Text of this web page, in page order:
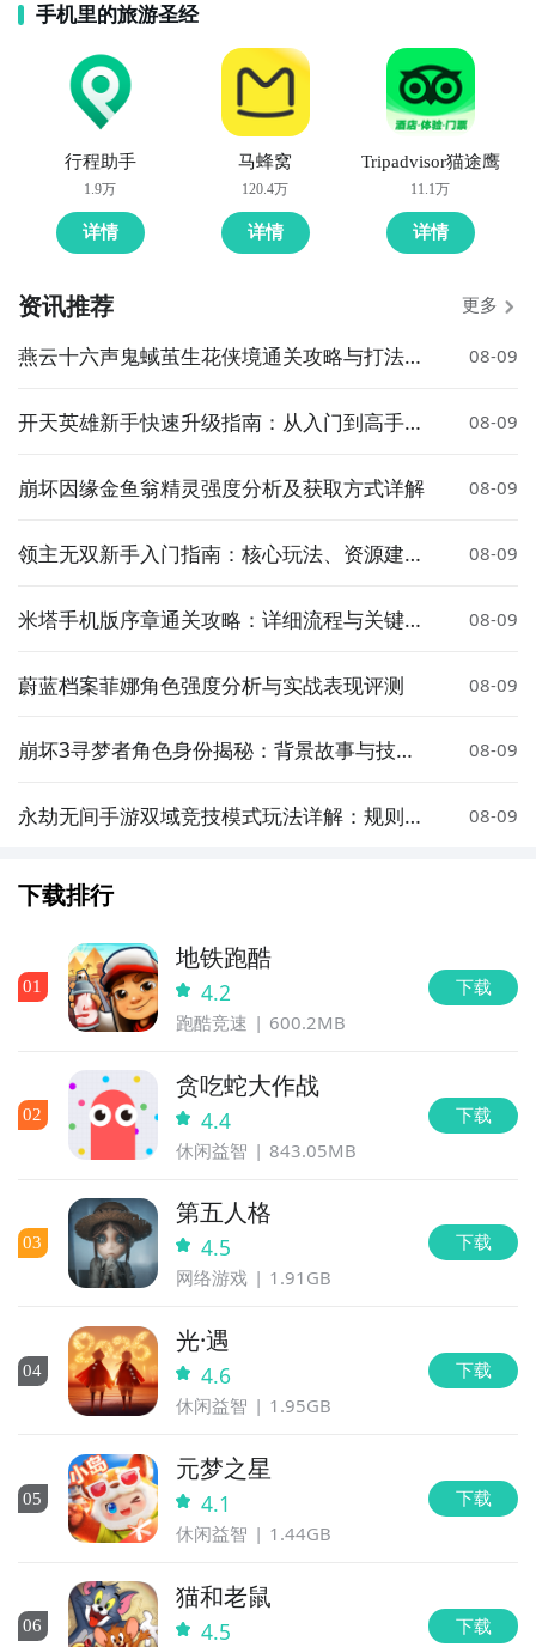
手机里的旅游圣经
行程助手
1.9万
详情
马蜂窝
120.4万
详情
Tripadvisor猫途鹰
11.1万
详情
资讯推荐 更多
燕云十六声鬼蜮茧生花侠境通关攻略与打法详
08-09
开天英雄新手快速升级指南：从入门到高手的
08-09
崩坏因缘金鱼翁精灵强度分析及获取方式详解 08-09
领主无双新手入门指南：核心玩法、资源建设
08-09
米塔手机版序章通关攻略：详细流程与关键技
08-09
蔚蓝档案菲娜角色强度分析与实战表现评测 08-09
崩坏3寻梦者角色身份揭秘：背景故事与技能
08-09
永劫无间手游双域竞技模式玩法详解：规则、
08-09
下载排行
01
地铁跑酷
4.2
跑酷竞速 600.2MB
下载
02
贪吃蛇大作战
4.4
休闲益智 843.05MB
下载
03
第五人格
4.5
网络游戏 1.91GB
下载
04
光·遇
4.6
休闲益智 1.95GB
下载
05
元梦之星
4.1
休闲益智 1.44GB
下载
06
猫和老鼠
4.5 下载